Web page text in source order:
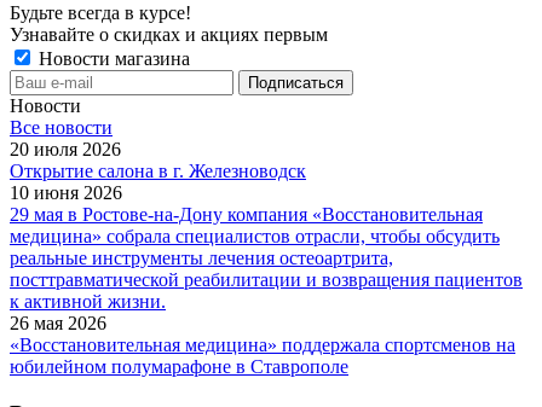
Будьте всегда в курсе!
Узнавайте о скидках и акциях первым
Новости магазина
Новости
Все новости
20 июля 2026
Открытие салона в г. Железноводск
10 июня 2026
29 мая в Ростове-на-Дону компания «Восстановительная
медицина» собрала специалистов отрасли, чтобы обсудить
реальные инструменты лечения остеоартрита,
посттравматической реабилитации и возвращения пациентов
к активной жизни.
26 мая 2026
«Восстановительная медицина» поддержала спортсменов на
юбилейном полумарафоне в Ставрополе